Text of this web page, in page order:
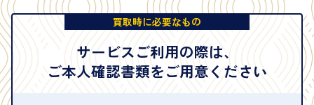
買取時に必要なもの
サービスご利用の際は、
ご本人確認書類をご用意ください